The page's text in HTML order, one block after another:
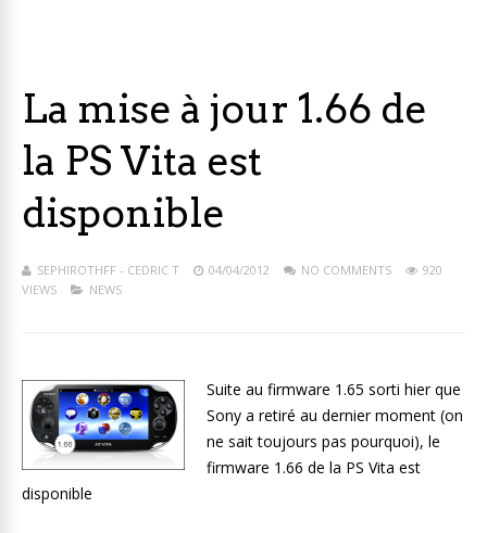
La mise à jour 1.66 de
la PS Vita est
disponible
SEPHIROTHFF - CEDRIC T 04/04/2012 NO COMMENTS
920
VIEWS
NEWS
Suite au firmware 1.65 sorti hier que
Sony a retiré au dernier moment (on
ne sait toujours pas pourquoi), le
firmware 1.66 de la PS Vita est
disponible